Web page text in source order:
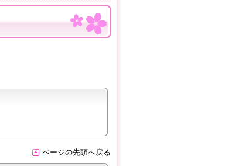
ページの先頭へ戻る